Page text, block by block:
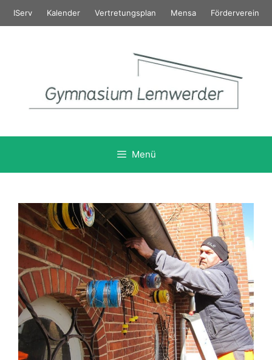
Inhalt
springen
IServ Kalender Vertretungsplan Mensa Förderverein
Menü